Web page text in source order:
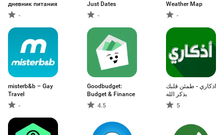
дневник питания
-
Just Dates
-
Weather Map
-
misterb&b – Gay
Travel
-
Goodbudget:
Budget & Finance
4.5
اذكاري - طمئن قلبك
بذكر الله
5